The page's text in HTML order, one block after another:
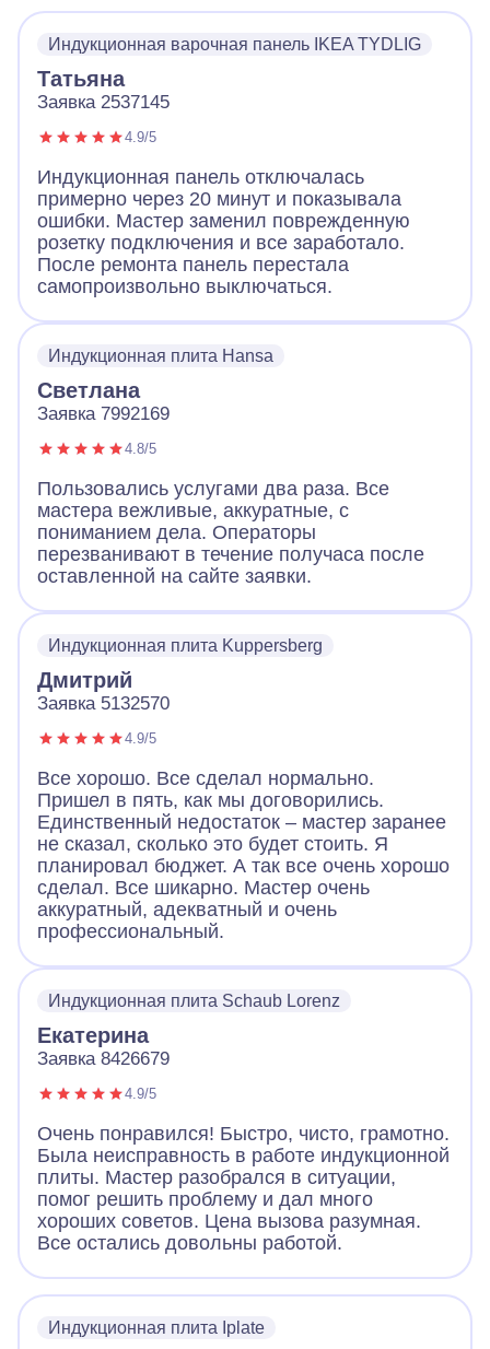
Индукционная варочная панель IKEA TYDLIG
Татьяна
Заявка 2537145
4.9/5
Индукционная панель отключалась
примерно через 20 минут и показывала
ошибки. Мастер заменил поврежденную
розетку подключения и все заработало.
После ремонта панель перестала
самопроизвольно выключаться.
Индукционная плита Hansa
Светлана
Заявка 7992169
4.8/5
Пользовались услугами два раза. Все
мастера вежливые, аккуратные, с
пониманием дела. Операторы
перезванивают в течение получаса после
оставленной на сайте заявки.
Индукционная плита Kuppersberg
Дмитрий
Заявка 5132570
4.9/5
Все хорошо. Все сделал нормально.
Пришел в пять, как мы договорились.
Единственный недостаток – мастер заранее
не сказал, сколько это будет стоить. Я
планировал бюджет. А так все очень хорошо
сделал. Все шикарно. Мастер очень
аккуратный, адекватный и очень
профессиональный.
Индукционная плита Schaub Lorenz
Екатерина
Заявка 8426679
4.9/5
Очень понравился! Быстро, чисто, грамотно.
Была неисправность в работе индукционной
плиты. Мастер разобрался в ситуации,
помог решить проблему и дал много
хороших советов. Цена вызова разумная.
Все остались довольны работой.
Индукционная плита Iplate